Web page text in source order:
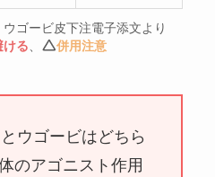
ゴービ皮下注電子添文より
る、 併用注意
ウゴービはどちら
のアゴニスト作用